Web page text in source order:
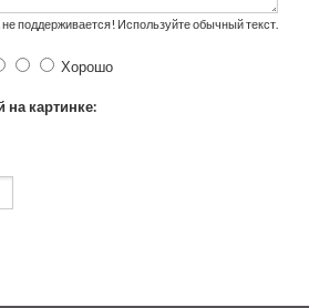
поддерживается! Используйте обычный текст.
Хорошо
на картинке: